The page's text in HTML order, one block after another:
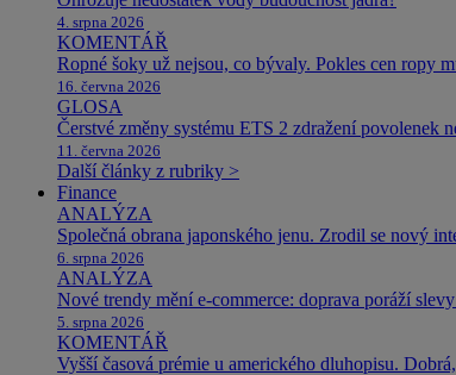
4. srpna 2026
KOMENTÁŘ
Ropné šoky už nejsou, co bývaly. Pokles cen ropy
16. června 2026
GLOSA
Čerstvé změny systému ETS 2 zdražení
11. června 2026
Další články z rubriky >
Finance
ANALÝZA
Společná obrana japonského jenu. Zrodil se nový
6. srpna 2026
ANALÝZA
Nové trendy mění e-commerce: doprava poráží
5. srpna 2026
KOMENTÁŘ
Vyšší časová prémie u amerického dluhopisu.